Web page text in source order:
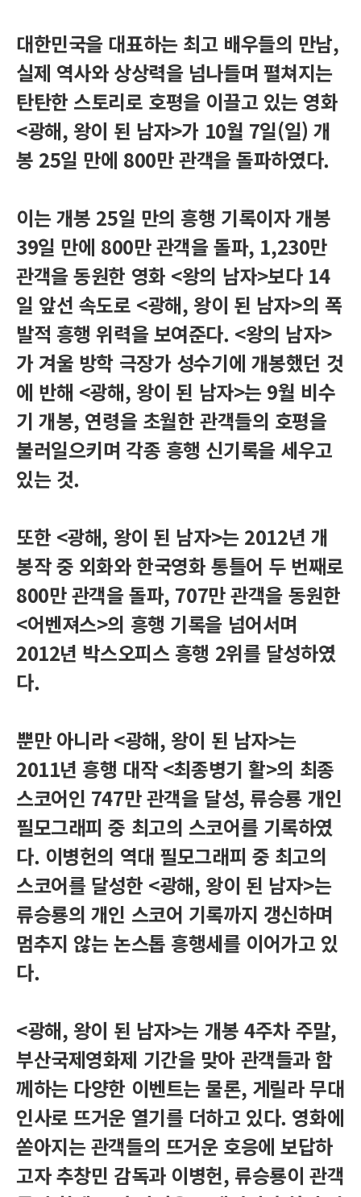
대한민국을 대표하는 최고 배우들의 만남,
실제 역사와 상상력을 넘나들며 펼쳐지는
탄탄한 스토리로 호평을 이끌고 있는 영화
<광해, 왕이 된 남자>가 10월 7일(일) 개
봉 25일 만에 800만 관객을 돌파하였다.
이는 개봉 25일 만의 흥행 기록이자 개봉
39일 만에 800만 관객을 돌파, 1,230만
관객을 동원한 영화 <왕의 남자>보다 14
일 앞선 속도로 <광해, 왕이 된 남자>의 폭
발적 흥행 위력을 보여준다. <왕의 남자>
가 겨울 방학 극장가 성수기에 개봉했던 것
에 반해 <광해, 왕이 된 남자>는 9월 비수
기 개봉, 연령을 초월한 관객들의 호평을
불러일으키며 각종 흥행 신기록을 세우고
있는 것.
또한 <광해, 왕이 된 남자>는 2012년 개
봉작 중 외화와 한국영화 통틀어 두 번째로
800만 관객을 돌파, 707만 관객을 동원한
<어벤져스>의 흥행 기록을 넘어서며
2012년 박스오피스 흥행 2위를 달성하였
다.
뿐만 아니라 <광해, 왕이 된 남자>는
2011년 흥행 대작 <최종병기 활>의 최종
스코어인 747만 관객을 달성, 류승룡 개인
필모그래피 중 최고의 스코어를 기록하였
다. 이병헌의 역대 필모그래피 중 최고의
스코어를 달성한 <광해, 왕이 된 남자>는
류승룡의 개인 스코어 기록까지 갱신하며
멈추지 않는 논스톱 흥행세를 이어가고 있
다.
<광해, 왕이 된 남자>는 개봉 4주차 주말,
부산국제영화제 기간을 맞아 관객들과 함
께하는 다양한 이벤트는 물론, 게릴라 무대
인사로 뜨거운 열기를 더하고 있다. 영화에
쏟아지는 관객들의 뜨거운 호응에 보답하
고자 추창민 감독과 이병헌, 류승룡이 관객